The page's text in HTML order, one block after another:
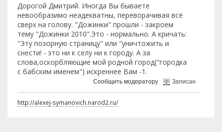
Дорогой Дмитрий. Иногда Вы бываете
невообразимо неадекватны, переворачивая всё
сверх на голову. "Дожинки" прошли - закроем
тему "Дожинки 2010".Это - нормально. А кричать:
"Эту позорную страницу" или "уничтожить и
снести! - это ни к селу ни к городу. А за
слова,оскорбляющие мой родной город("городка
с бабским именем") искреннее Вам -1.
Сообщить модератору Записан
http://alexej-symanovich.narod2.ru/